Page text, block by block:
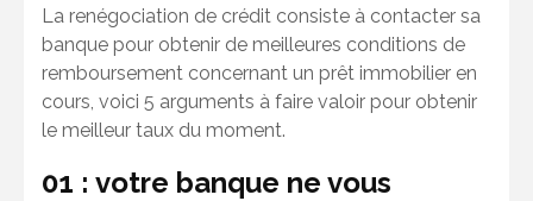
La renégociation de crédit consiste à contacter sa
banque pour obtenir de meilleures conditions de
remboursement concernant un prêt immobilier en
cours, voici 5 arguments à faire valoir pour obtenir
le meilleur taux du moment.
01 : votre banque ne vous